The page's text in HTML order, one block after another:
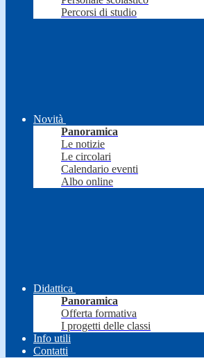
Percorsi di studio
Novità
Panoramica
Le notizie
Le circolari
Calendario eventi
Albo online
Didattica
Panoramica
Offerta formativa
I progetti delle classi
Info utili
Contatti